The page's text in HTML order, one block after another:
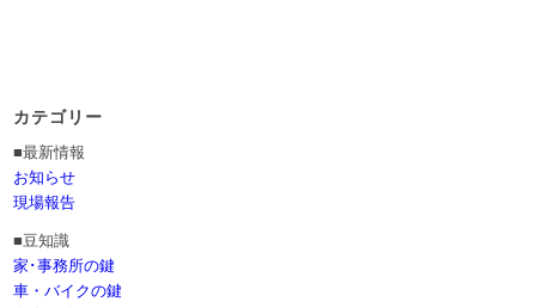
カテゴリー
■最新情報
お知らせ
現場報告
■豆知識
家･事務所の鍵
車・バイクの鍵